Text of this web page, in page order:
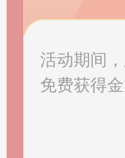
活动期间
免费获得